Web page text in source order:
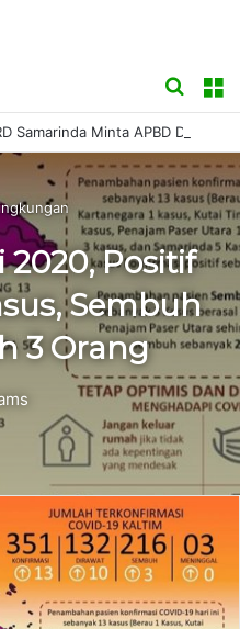
Search
for
2020, Positif
Sembuh
3 Orang